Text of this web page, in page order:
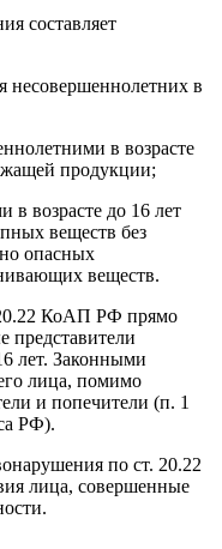
составляет
несовершеннолетних в
в возрасте
продукции;
в возрасте до 16 лет
веществ без
опасных
веществ.
КоАП РФ прямо
представители
лет. Законными
лица, помимо
и попечители (п. 1
РФ).
по ст. 20.22
лица, совершенные